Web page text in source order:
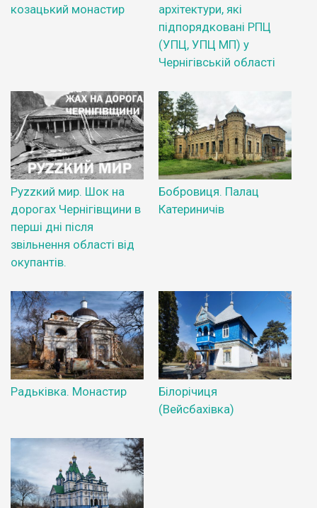
козацький монастир
архітектури, які
підпорядковані РПЦ
(УПЦ, УПЦ МП) у
Чернігівській області
Руzzкий мир. Шок на
дорогах Чернігівщини в
перші дні після
звільнення області від
окупантів.
Бобровиця. Палац
Катериничів
Радьківка. Монастир
Білорічиця
(Вейсбахівка)